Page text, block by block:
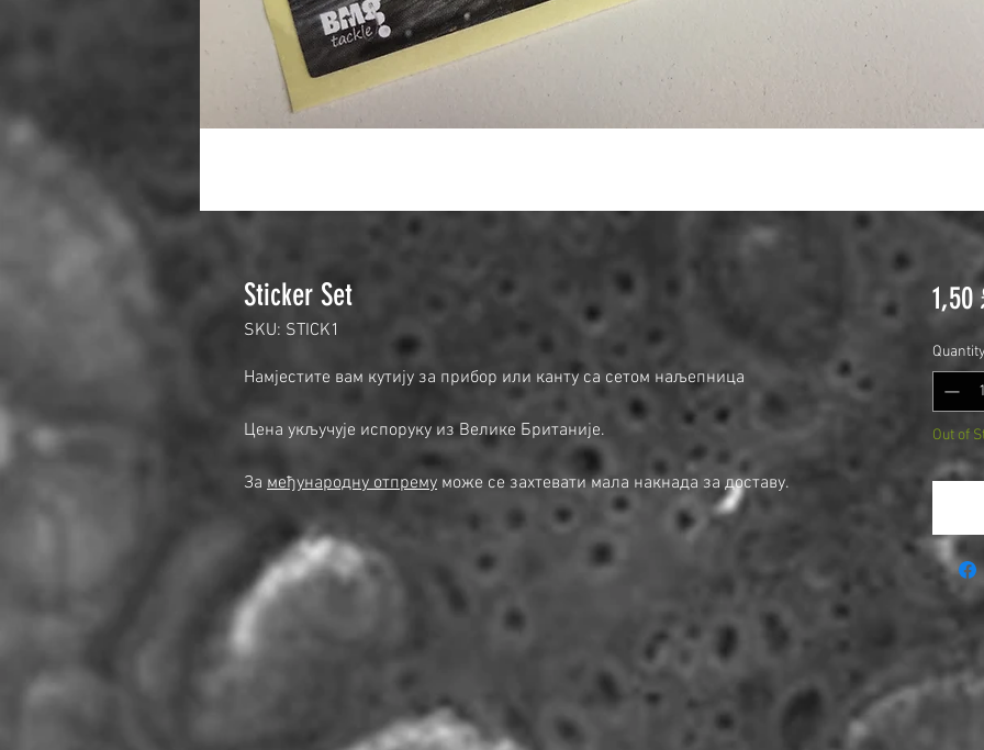
Sticker Set
SKU: STICK1
Намјестите вам кутију за прибор или канту са сетом наљепница
Цена укључује испоруку из Велике Британије.
За међународну отпрему може се захтевати мала накнада за доставу.
1,50
Out of